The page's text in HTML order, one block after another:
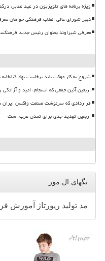
ویژه برنامه های تلویزیون در عید غدیر، درگذشت
دبیر شورای عالی انقلاب فرهنگی خواهان
معرفی شیراوند بعنوان رئیس جدید
شروع به کار موکب باید برخاست نهاد
اربعین آئین جمعی که انسجام، امید و
قراردادی که سرنوشت صنعت واکسن
اربعین تهدید جدی برای تمدن غرب است
تگهای ال مور
مد تولید رپورتاژ آموزش